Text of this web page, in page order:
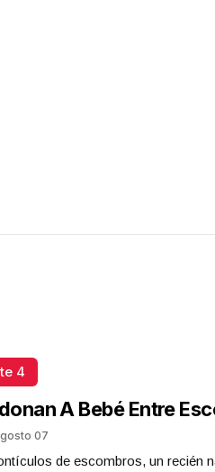
4
A Bebé Entre
07
de escombros, un recién